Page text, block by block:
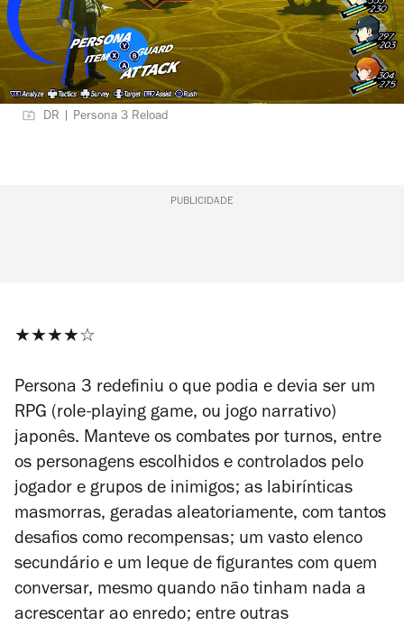
DR | Persona 3 Reload
PUBLICIDADE
★★★★☆
Persona 3 redefiniu o que podia e devia ser um
RPG (role-playing game, ou jogo narrativo)
japonês. Manteve os combates por turnos, entre
os personagens escolhidos e controlados pelo
jogador e grupos de inimigos; as labirínticas
masmorras, geradas aleatoriamente, com tantos
desafios como recompensas; um vasto elenco
secundário e um leque de figurantes com quem
conversar, mesmo quando não tinham nada a
acrescentar ao enredo; entre outras